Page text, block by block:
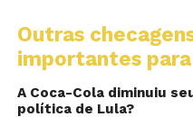
Outras
importantes
A Coca-Cola diminuiu
política de Lula?